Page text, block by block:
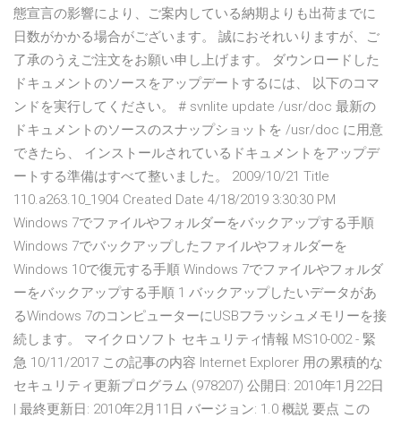
態宣言の影響により、ご案内している納期よりも出荷までに
日数がかかる場合がございます。 誠におそれいりますが、ご
了承のうえご注文をお願い申し上げます。 ダウンロードした
ドキュメントのソースをアップデートするには、 以下のコマ
ンドを実行してください。 # svnlite update /usr/doc 最新の
ドキュメントのソースのスナップショットを /usr/doc に用意
できたら、 インストールされているドキュメントをアップデ
ートする準備はすべて整いました。 2009/10/21 Title
110.a263.10_1904 Created Date 4/18/2019 3:30:30 PM
Windows 7でファイルやフォルダーをバックアップする手順
Windows 7でバックアップしたファイルやフォルダーを
Windows 10で復元する手順 Windows 7でファイルやフォルダ
ーをバックアップする手順 1 バックアップしたいデータがあ
るWindows 7のコンピューターにUSBフラッシュメモリーを接
続します。 マイクロソフト セキュリティ情報 MS10-002 - 緊
急 10/11/2017 この記事の内容 Internet Explorer 用の累積的な
セキュリティ更新プログラム (978207) 公開日: 2010年1月22日
| 最終更新日: 2010年2月11日 バージョン: 1.0 概説 要点 この